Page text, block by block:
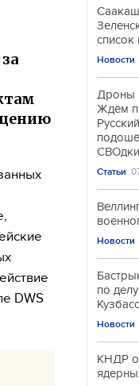
DWS
список
Новости
Дроны
Ждём
Статьи
Новости
по
Новости
КНДР